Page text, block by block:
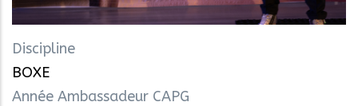
Discipline
BOXE
Année Ambassadeur CAPG